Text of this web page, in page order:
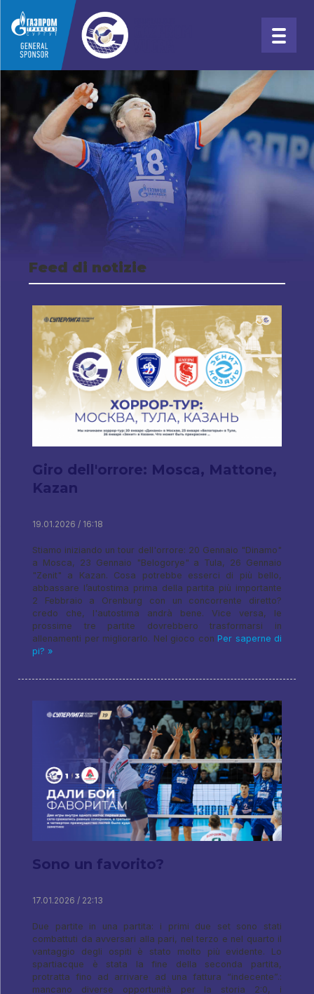
Feed di notizie
Giro dell'orrore: Mosca, Mattone,
Kazan
19.01.2026 / 16:18
Stiamo iniziando un tour dell'orrore: 20 Gennaio "Dinamo"
a Mosca, 23 Gennaio "Belogorye" a Tula, 26 Gennaio
"Zenit" a Kazan. Cosa potrebbe esserci di più bello,
abbassare l’autostima prima della partita più importante
2 Febbraio a Orenburg con un concorrente diretto?
credo che, l'autostima andrà bene. Vice versa, le
prossime tre partite dovrebbero trasformarsi in
allenamenti per migliorarlo. Nel gioco con Per saperne di
pi? »
Sono un favorito?
17.01.2026 / 22:13
Due partite in una partita: i primi due set sono stati
combattuti da avversari alla pari, nel terzo e nel quarto il
vantaggio degli ospiti è stato molto più evidente. Lo
spartiacque è stata la fine della seconda partita,
protratta fino ad arrivare ad una fattura “indecente”.:
mancano diverse opportunità per la storia 2:0, i